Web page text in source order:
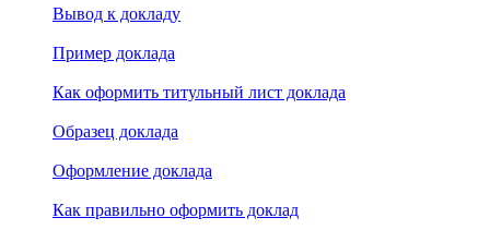
Вывод к докладу
Пример доклада
Как оформить титульный лист доклада
Образец доклада
Оформление доклада
Как правильно оформить доклад